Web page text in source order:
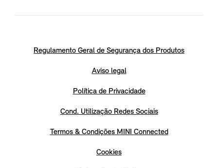
Regulamento Geral de Segurança dos Produtos
Aviso legal
Política de Privacidade
Cond. Utilização Redes Sociais
Termos & Condições MINI Connected
Cookies